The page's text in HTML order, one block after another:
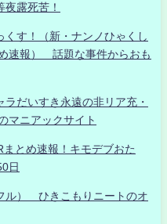
露死苦！
くす！（新・ナンノひゃくし
速報） 話題な事件からおも
だいすき永遠の非リア充・
マニアックサイト
とめ速報！キモデブおた
日
ル） ひきこもりニートのオ